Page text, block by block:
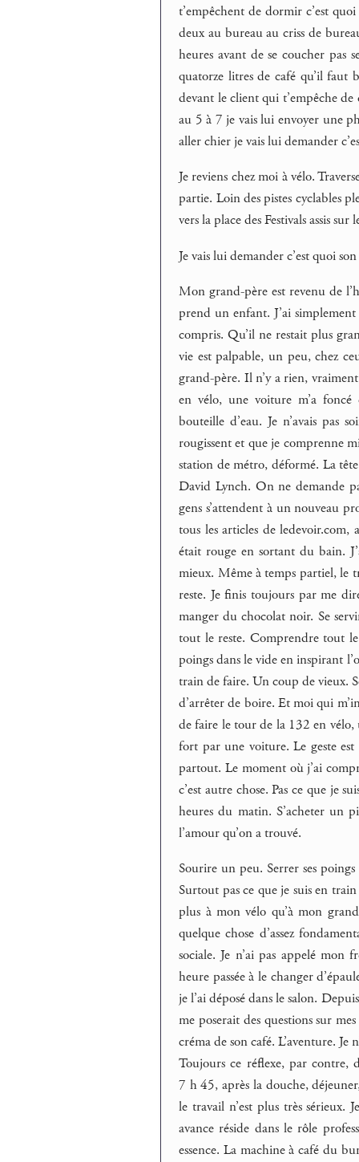
t’empêchent de dormir c’est
deux au bureau au criss de
heures avant de se coucher pas
quatorze litres de café qu’il faut
devant le client qui t’empêche
au 5 à 7 je vais lui envoyer une
aller chier je vais lui demander
Je reviens chez moi à vélo.
partie. Loin des pistes cyclables
vers la place des Festivals assis
Je vais lui demander c’est quoi
Mon grand-père est revenu de
prend un enfant. J’ai simplement
compris. Qu’il ne restait plus
vie est palpable, un peu, chez
grand-père. Il n’y a rien,
en vélo, une voiture m’a foncé
bouteille d’eau. Je n’avais pas
rougissent et que je comprenne
station de métro, déformé. La
David Lynch. On ne demande
gens s’attendent à un nouveau
tous les articles de ledevoir.com,
était rouge en sortant du bain.
mieux. Même à temps partiel, le
reste. Je finis toujours par me
manger du chocolat noir. Se
tout le reste. Comprendre tout le
poings dans le vide en inspirant
train de faire. Un coup de vieux.
d’arrêter de boire. Et moi qui
de faire le tour de la 132 en vélo,
fort par une voiture. Le geste est
partout. Le moment où j’ai
c’est autre chose. Pas ce que je
heures du matin. S’acheter un
l’amour qu’on a trouvé.
Sourire un peu. Serrer ses
Surtout pas ce que je suis en
plus à mon vélo qu’à mon
quelque chose d’assez
sociale. Je n’ai pas appelé mon
heure passée à le changer
je l’ai déposé dans le salon.
me poserait des questions sur
créma de son café. L’aventure.
Toujours ce réflexe, par contre,
7 h 45, après la douche,
le travail n’est plus très sérieux.
avance réside dans le rôle
essence. La machine à café du